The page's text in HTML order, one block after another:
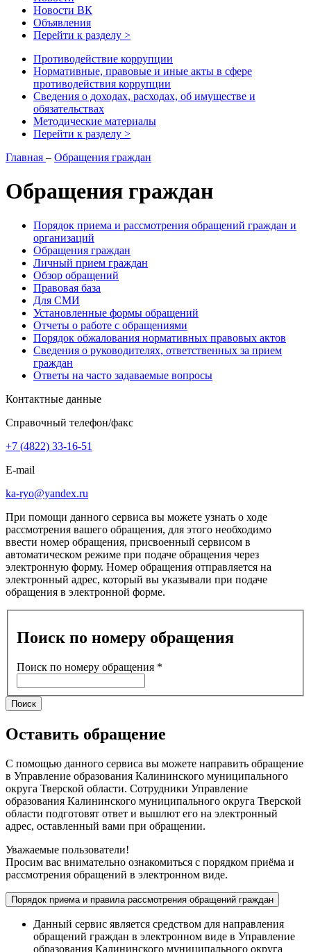
Новости ВК
Объявления
Перейти к разделу >
Противодействие коррупции
Нормативные, правовые и иные акты в сфере
противодействия коррупции
Сведения о доходах, расходах, об имуществе и
обязательствах
Методические материалы
Перейти к разделу >
Главная – Обращения граждан
Обращения граждан
Порядок приема и рассмотрения обращений граждан и
организаций
Обращения граждан
Личный прием граждан
Обзор обращений
Правовая база
Для СМИ
Установленные формы обращений
Отчеты о работе с обращениями
Порядок обжалования нормативных правовых актов
Сведения о руководителях, ответственных за прием
граждан
Ответы на часто задаваемые вопросы
Контактные данные
Справочный телефон/факс
+7 (4822) 33-16-51
E-mail
ka-ryo@yandex.ru
При помощи данного сервиса вы можете узнать о ходе
рассмотрения вашего обращения, для этого необходимо
ввести номер обращения, присвоенный сервисом в
автоматическом режиме при подаче обращения через
электронную форму. Номер обращения отправляется на
электронный адрес, который вы указывали при подаче
обращения в электронной форме.
Поиск по номеру обращения
Поиск по номеру обращения *
Поиск
Оставить обращение
С помощью данного сервиса вы можете направить обращение
в Управление образования Калининского муниципального
округа Тверской области. Сотрудники Управление
образования Калининского муниципального округа Тверской
области подготовят ответ и вышлют его на электронный
адрес, оставленный вами при обращении.
Уважаемые пользователи!
Просим вас внимательно ознакомиться с порядком приёма и
рассмотрения обращений в электронном виде.
Порядок приема и правила рассмотрения обращений граждан
Данный сервис является средством для направления
обращений граждан в электронном виде в Управление
образования Калининского муниципального округа